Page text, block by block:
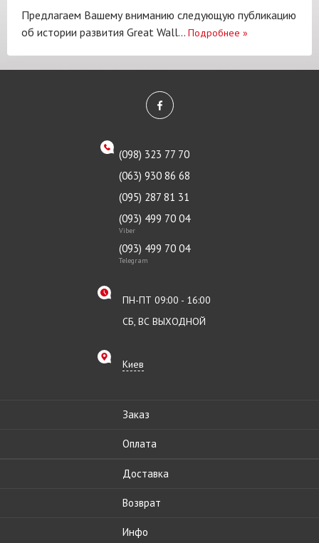
Предлагаем Вашему вниманию следующую публикацию
об истории развития Great Wall... Подробнее »
(098) 323 77 70
(063) 930 86 68
(095) 287 81 31
(093) 499 70 04
Viber
(093) 499 70 04
Telegram
ПН-ПТ 09:00 - 16:00
СБ, ВС ВЫХОДНОЙ
Киев
Заказ
Оплата
Доставка
Возврат
Инфо